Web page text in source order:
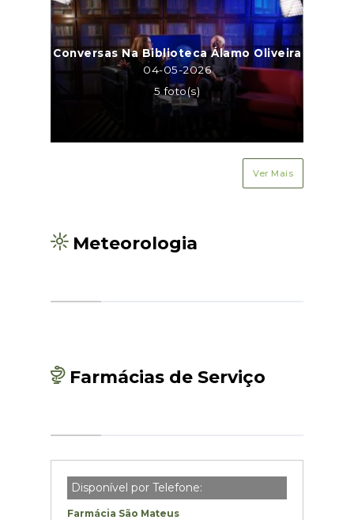
Conversas Na Biblioteca Álamo Oliveira
04-05-2026
5 foto(s)
Ver Mais
Meteorologia
Farmácias de Serviço
Disponível por Telefone:
Farmácia São Mateus